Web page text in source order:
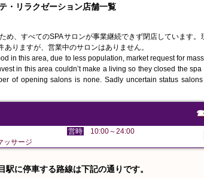
・リラクゼーション店舗一覧
め、すべてのSPAサロンが事業継続できず閉店しています。
りますが、営業中のサロンはありません。
in this area, due to less population, market request for
in this area couldn’t make a living so they closed the
of opening salons is none. Sadly uncertain status
営時 10:00～24:00
ッサージ
駅に停車する路線は下記の通りです。